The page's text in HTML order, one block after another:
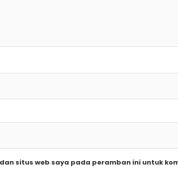
situs web saya pada peramban ini untuk